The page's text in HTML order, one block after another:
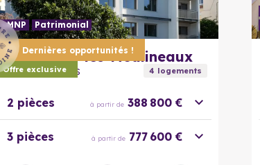
En savoir plus
Dernières opportunités !
Offre exclusive
LMNP Patrimonial
92130 Issy-les-Moulineaux
Carré Des Arts 4 logements
2 pièces à partir de 388 800 €
3 pièces à partir de 777 600 €